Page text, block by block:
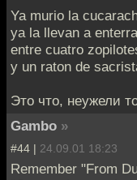
Ya murio la
ya la llevan a
entre cuatro
y un raton de
Это что, неужели
Gambo »
#44 | 24.09.01 18:23
Remember "From